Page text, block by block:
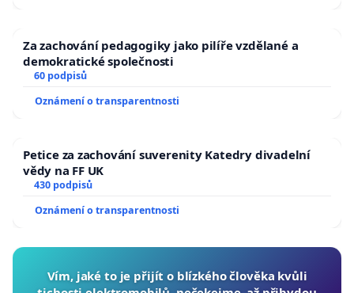
Za zachování pedagogiky jako pilíře vzdělané a
demokratické společnosti
60 podpisů
Oznámení o transparentnosti
Petice za zachování suverenity Katedry divadelní
vědy na FF UK
430 podpisů
Oznámení o transparentnosti
Vím, jaké to je přijít o blízkého člověka kvůli